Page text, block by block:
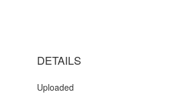
DETAILS
Uploaded